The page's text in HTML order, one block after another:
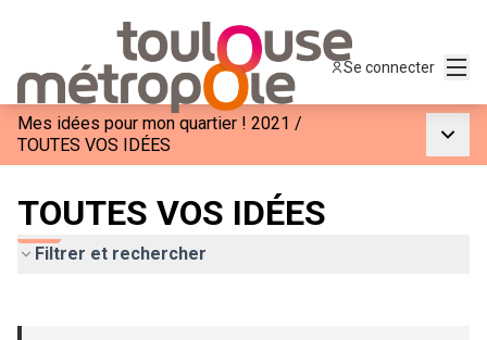
Se connecter
Mes idées pour mon quartier ! 2021 /
TOUTES VOS IDÉES
TOUTES VOS IDÉES
Filtrer et rechercher